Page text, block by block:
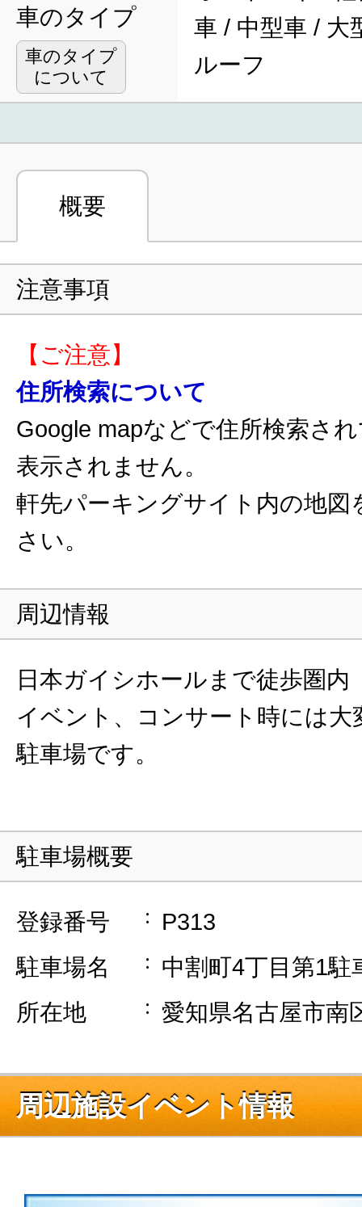
車のタイプ
車のタイプ
について
車 / 中型車 / 大
ルーフ
概要
注意事項
【ご注意】
住所検索について
Google mapなどで住所検索さ
表示されません。
軒先パーキングサイト内の地図
さい。
周辺情報
日本ガイシホールまで徒歩圏内
イベント、コンサート時には大
駐車場です。
駐車場概要
登録番号
P313
駐車場名
中割町4丁目第1駐
所在地
愛知県名古屋市南
周辺施設イベント情報